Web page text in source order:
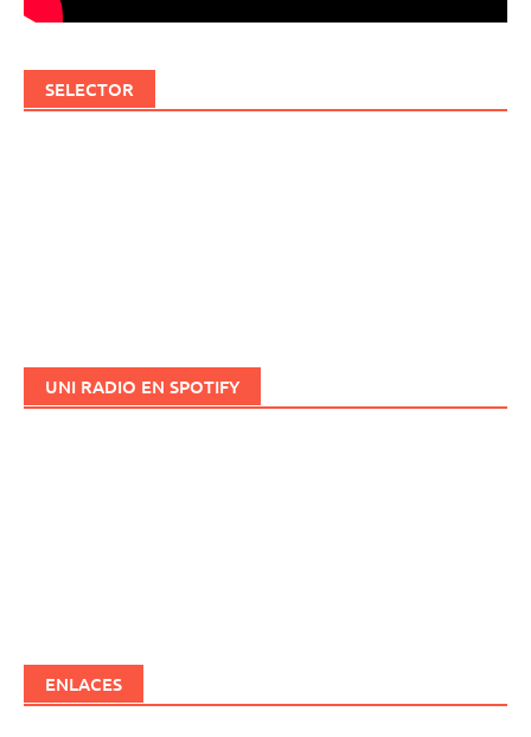
SELECTOR
UNI RADIO EN SPOTIFY
ENLACES